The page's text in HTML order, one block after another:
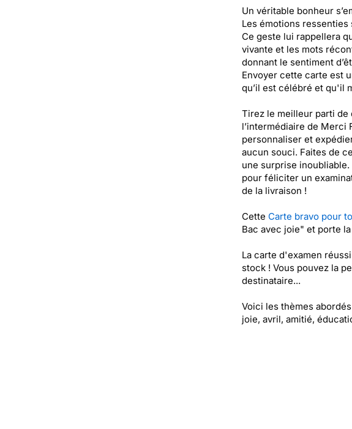
Un véritable bonheur
Les émotions
Ce geste lui rappellera
vivante et les mots
donnant le sentiment
Envoyer cette carte est
qu’il est célébré et qu'il
Tirez le meilleur parti
l’intermédiaire de Merci
personnaliser et
aucun souci. Faites de
une surprise
pour féliciter un
de la livraison !
Cette Carte bravo pour
Bac avec joie" et porte
La carte d'examen
stock ! Vous pouvez la
destinataire...
Voici les thèmes
joie, avril, amitié,